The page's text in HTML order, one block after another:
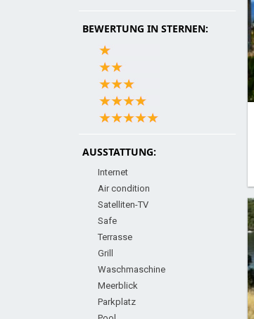
BEWERTUNG IN STERNEN:
AUSSTATTUNG:
Internet
Air condition
Satelliten-TV
Safe
Terrasse
Grill
Waschmaschine
Meerblick
Parkplatz